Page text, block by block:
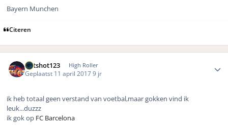
Bayern Munchen
Citeren
hotshot123 High Roller
Geplaatst 11 april 20179 jr
ik heb totaal geen verstand van voetbal,maar gokken vind ik
leuk...duzzz
ik gok op FC Barcelona